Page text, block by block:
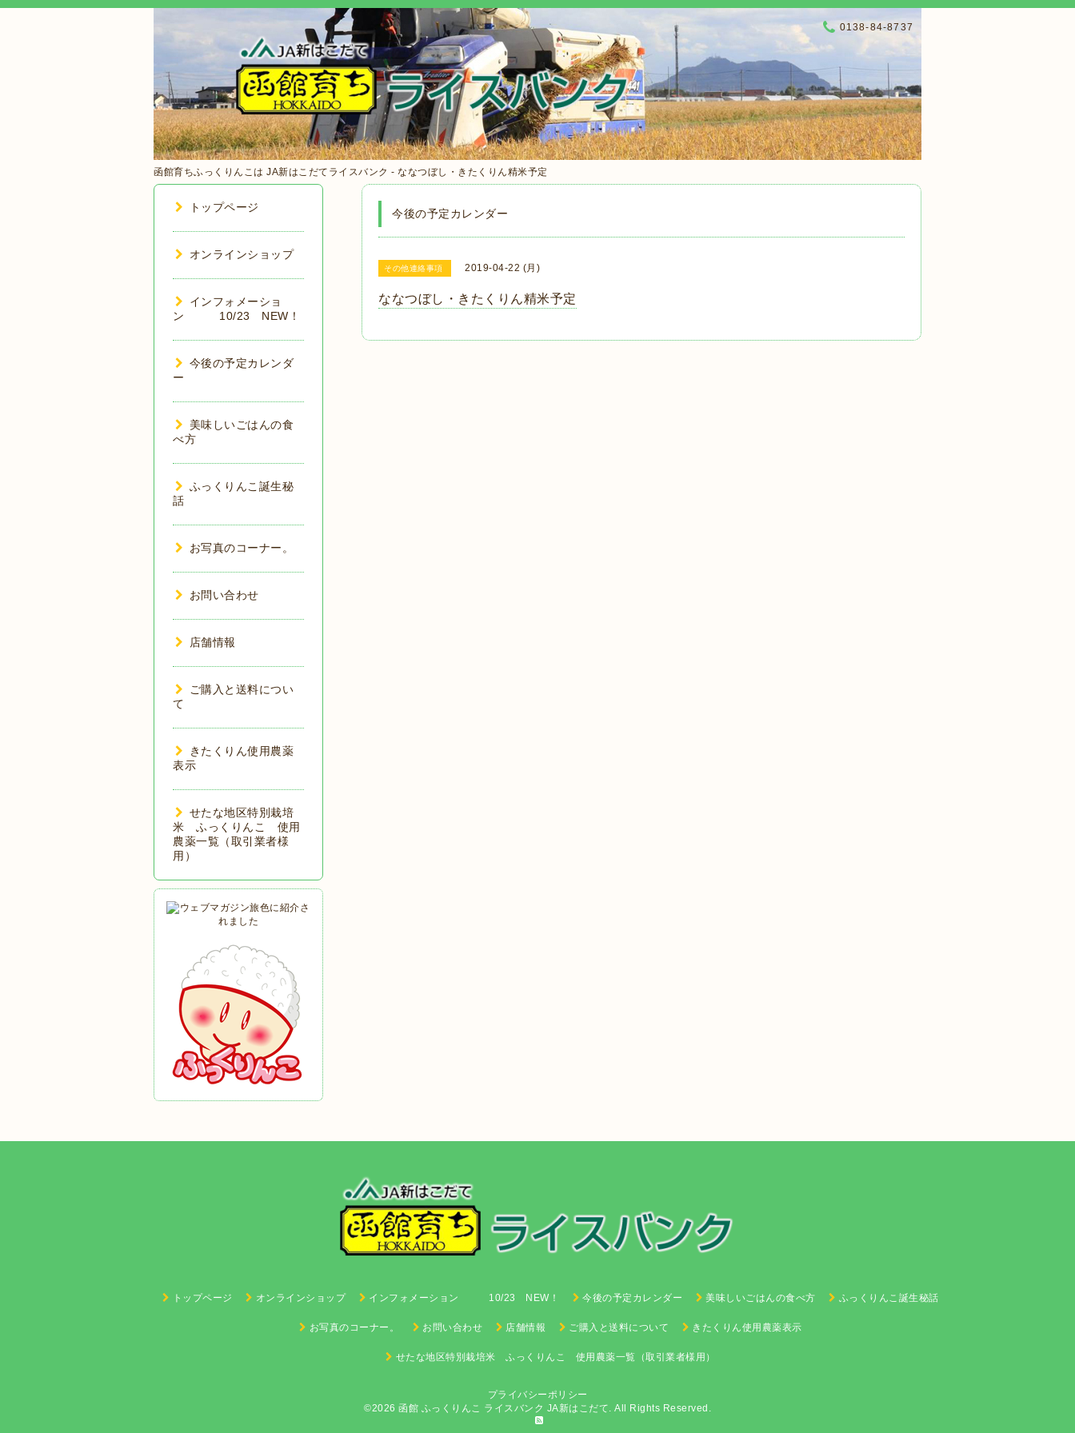
0138-84-8737
函館育ちふっくりんこは JA新はこだてライスバンク - ななつぼし・きたくりん精米予定
今後の予定カレンダー
その他連絡事項 2019-04-22 (月)
ななつぼし・きたくりん精米予定
トップページ
オンラインショップ
インフォメーショ
ン 10/23 NEW！
今後の予定カレンダ
ー
美味しいごはんの食
べ方
ふっくりんこ誕生秘
話
お写真のコーナー。
お問い合わせ
店舗情報
ご購入と送料につい
て
きたくりん使用農薬
表示
せたな地区特別栽培
米 ふっくりんこ 使用
農薬一覧（取引業者様
用）
トップページ オンラインショップ インフォメーション 10/23 NEW！ 今後の予定カレンダー 美味しいごはんの食べ方 ふっくりんこ誕生秘話
お写真のコーナー。 お問い合わせ 店舗情報 ご購入と送料について きたくりん使用農薬表示
せたな地区特別栽培米 ふっくりんこ 使用農薬一覧（取引業者様用）
プライバシーポリシー
©2026 函館 ふっくりんこ ライスバンク JA新はこだて. All Rights Reserved.